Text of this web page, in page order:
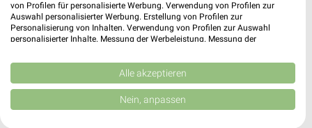
Tedi
Donatusstr. 6
54411 Hermeskeil
551,80 km
TEDi Angebote in Oberthal
von Profilen für personalisierte Werbung. Verwendung von Profilen zur
Auswahl personalisierter Werbung. Erstellung von Profilen zur
Personalisierung von Inhalten. Verwendung von Profilen zur Auswahl
personalisierter Inhalte. Messung der Werbeleistung. Messung der
Kombinationen von Daten aus verschiedenen Quellen. Entwicklung und
Verbesserung der Angebote. Verwendung reduzierter Daten zur Auswahl
von Inhalten.
Daten können außerhalb der Europäischen Union weitergegeben und in die
USA gesendet werden.
Alle akzeptieren
Nein, anpassen